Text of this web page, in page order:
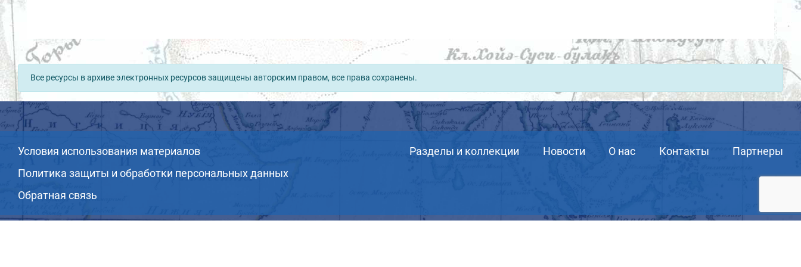
Все ресурсы в архиве электронных ресурсов защищены авторским правом, все права сохранены.
Условия использования материалов
Политика защиты и обработки персональных данных
Обратная связь
Разделы и коллекции Новости О нас Контакты Партнеры